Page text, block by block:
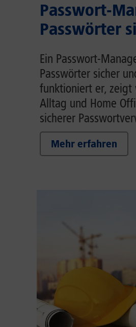
Passwort-
Passwörter
Ein Passwort-
Passwörter sicher
funktioniert er, zeigt
Alltag und Home
sicherer
Mehr erfahren